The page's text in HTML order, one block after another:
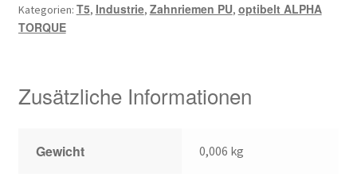
Zahlungsarten
Kategorien: T5, Industrie, Zahnriemen PU, optibelt ALPHA
TORQUE
Zusätzliche Informationen
Gewicht 0,006 kg